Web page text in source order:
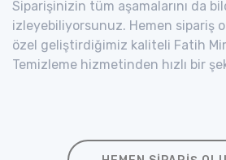
Siparişinizin tüm aşamalarını da
izleyebiliyorsunuz. Hemen sipariş
özel geliştirdiğimiz kaliteli Fatih
Temizleme hizmetinden hızlı bir